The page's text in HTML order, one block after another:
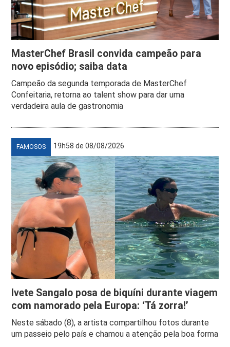
MasterChef Brasil convida campeão para
novo episódio; saiba data
Campeão da segunda temporada de MasterChef
Confeitaria, retorna ao talent show para dar uma
verdadeira aula de gastronomia
FAMOSOS 19h58 de 08/08/2026
Ivete Sangalo posa de biquíni durante viagem
com namorado pela Europa: ‘Tá zorra!’
Neste sábado (8), a artista compartilhou fotos durante
um passeio pelo país e chamou a atenção pela boa forma